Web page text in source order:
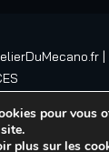
pour vous
plus sur les